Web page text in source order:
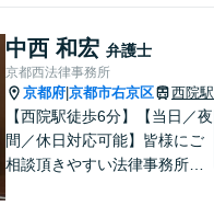
中西 和宏 弁護士
京都西法律事務所
京都府 京都市右京区 西院駅
【西院駅徒歩6分】【当日／夜
間／休日対応可能】皆様にご
相談頂きやすい法律事務所を